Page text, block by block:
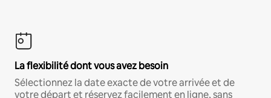
La flexibilité dont vous avez besoin
Sélectionnez la date exacte de votre arrivée et de
votre départ et réservez facilement en ligne, sans